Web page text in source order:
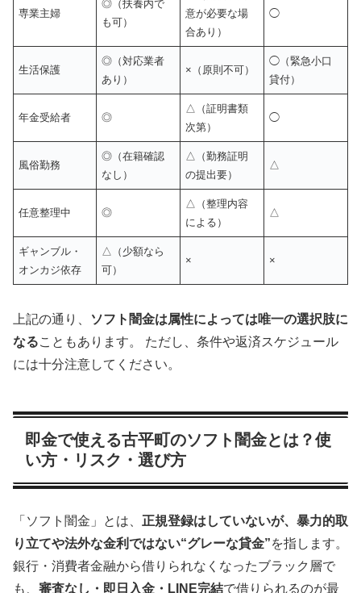
専業主婦
◎（扶養内で
も可）
意が必要な場
合あり）
◯
生活保護
◎（対応業者
あり）
×（原則不可）
◯（緊急小口
貸付）
年金受給者 ◎
△（証明書類
次第）
◯
風俗勤務
◎（在籍確認
なし）
△（勤務証明
の提出要）
△
任意整理中 ◎
△（整理内容
による）
△
ギャンブル・
オンカジ依存
△（少額なら
可）
× ×
上記の通り、
ソフト闇金は属性によっては唯一の選択肢に
なることもあります。 ただし、条件や返済スケジュール
には十分注意してください。
即金で使える古平町のソフト闇金とは？使
い方・リスク・選び方
「ソフト闇金」とは、 正規登録はしていないが、暴力的取
り立てや法外な金利ではない“グレーな貸金”を指します。
銀行・消費者金融から借りられなくなったブラック層で
も、 審査なし・即日入金・LINE完結で借りられるのが最